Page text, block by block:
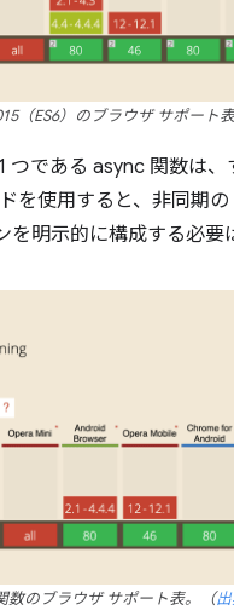
（ES6）のブラウザ サポート
つである async 関数は
を使用すると、非同期
明示的に構成する必要
数のブラウザ サポート表。（